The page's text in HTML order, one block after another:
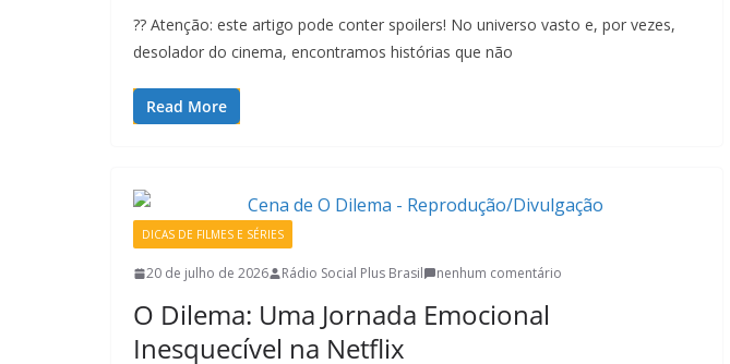
?? Atenção: este artigo pode conter spoilers! No universo vasto e, por vezes,
desolador do cinema, encontramos histórias que não
Read More
DICAS DE FILMES E SÉRIES
20 de julho de 2026 Rádio Social Plus Brasil nenhum comentário
O Dilema: Uma Jornada Emocional
Inesquecível na Netflix